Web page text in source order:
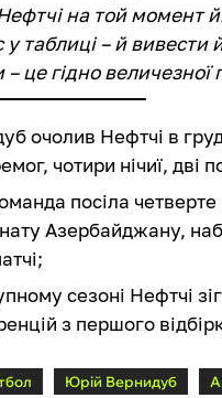
на той момент
таблиці – й вивести
це гідно величезної
очолив Нефтчі в
чотири нічиї, дві
посіла четверте
Азербайджану,
сезоні Нефтчі
з першого
Юрій Вернидуб